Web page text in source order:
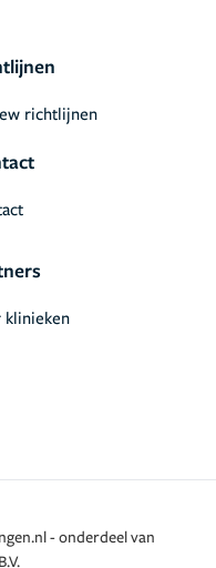
richtlijnen
klinieken
- onderdeel van